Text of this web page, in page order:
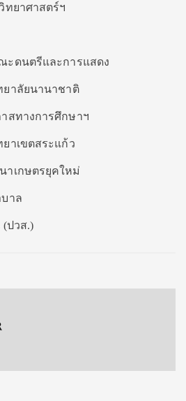
ทยาศาสตร์ฯ
ะดนตรีและการแสดง
ยาลัยนานาชาติ
สทางการศึกษาฯ
าเขตสระแก้ว
าเกษตรยุคใหม่
าล
(ปวส.)